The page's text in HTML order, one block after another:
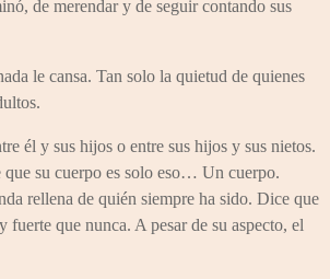
de merendar y de seguir contando sus
le cansa. Tan solo la quietud de quienes
él y sus hijos o entre sus hijos y sus nietos.
su cuerpo es solo eso… Un cuerpo.
rellena de quién siempre ha sido. Dice que
fuerte que nunca. A pesar de su aspecto, el